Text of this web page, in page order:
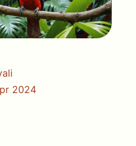
2024